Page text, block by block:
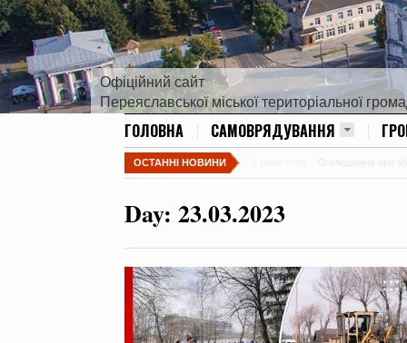
Офіційний сайт
Переяславської міської територіальної
ГОЛОВНА САМОВРЯДУВАННЯ
ОСТАННІ НОВИНИ
Day: 23.03.2023